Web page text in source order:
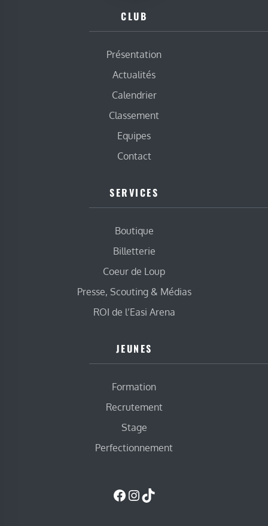
CLUB
Présentation
Actualités
Calendrier
Classement
Equipes
Contact
SERVICES
Boutique
Billetterie
Coeur de Loup
Presse, Scouting & Médias
ROI de l’Easi Arena
JEUNES
Formation
Recrutement
Stage
Perfectionnement
Facebook
Instagram
TikTok